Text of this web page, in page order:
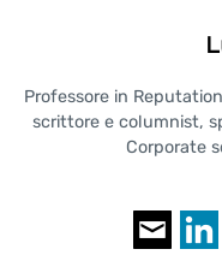
Professore in
scrittore e columnist,
Corporate